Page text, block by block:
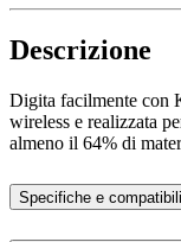
Descrizione
Digita facilmente con
wireless e realizzata
almeno il 64% di
Specifiche e